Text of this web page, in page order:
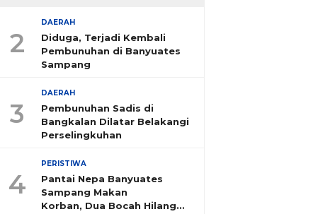
2
DAERAH
Diduga, Terjadi Kembali
Pembunuhan di Banyuates
Sampang
3
DAERAH
Pembunuhan Sadis di
Bangkalan Dilatar Belakangi
Perselingkuhan
4
PERISTIWA
Pantai Nepa Banyuates
Sampang Makan
Korban, Dua Bocah Hilang